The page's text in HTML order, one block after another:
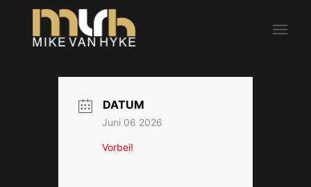
DATUM
Juni 06 2026
Vorbei!